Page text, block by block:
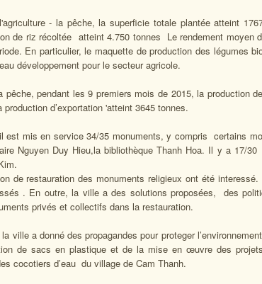
- la pêche, la superficie totale plantée atteint
de riz récoltée atteint 4.750 tonnes Le rendement moyen
En particulier, le maquette de production des légumes
développement pour le secteur agricole.
pêche, pendant les 9 premiers mois de 2015, la production
d’exportation 'atteint 3645 tonnes.
est mis en service 34/35 monuments, y compris certains
Nguyen Duy Hieu,la bibliothèque Thanh Hoa. Il y a 17/
de restauration des monuments religieux ont été
. En outre, la ville a des solutions proposées, des
privés et collectifs dans la restauration.
la ville a donné des propagandes pour proteger
de sacs en plastique et de la mise en œuvre des
cocotiers d’eau du village de Cam Thanh.